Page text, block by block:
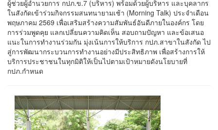
โทรศัพท์,โทรสาร,อีเมล์
หน้า
คำถาม
ยอด
ฮิต
ผู้ช่วยผู้อำนวยการ กปภ.ข.7 (บริหาร) พร้อมด้วยผู้บริหาร และบุคลากร
ในสังกัดเข้าร่วมกิจกรรมสนทนายามเช้า (Morning Talk) ประจำเดือน
พฤษภาคม 2569 เพื่อเสริมสร้างความสัมพันธ์อันดีภายในองค์กร โดย
การร่วมพูดคุย แลกเปลี่ยนความคิดเห็น สอบถามปัญหา และข้อเสนอ
แนะในการทำงานร่วมกัน มุ่งเน้นการให้บริการ กปภ.สาขาในสังกัด ไป
สู่การพัฒนากระบวนการทำงานอย่างมีประสิทธิภาพ เพื่อสร้างการให้
บริการประชาชนในทุกมิติให้เป็นไปตามเป้าหมายดังนโยบายที่
กปภ.กำหนด